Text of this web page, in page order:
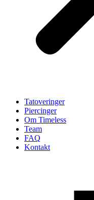
Tatoveringer
Piercinger
Om Timeless
Team
FAQ
Kontakt